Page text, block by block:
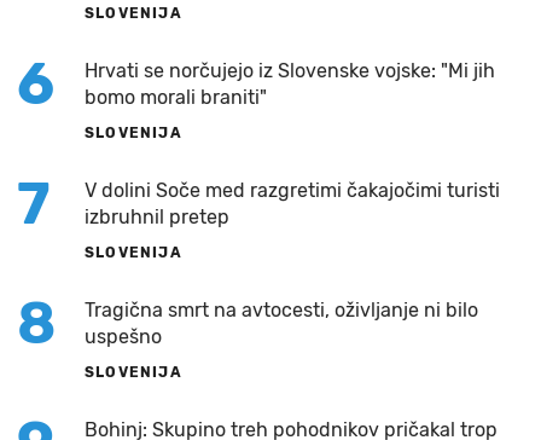
SLOVENIJA
6
Hrvati se norčujejo iz Slovenske vojske: "Mi jih
bomo morali braniti"
SLOVENIJA
7
V dolini Soče med razgretimi čakajočimi turisti
izbruhnil pretep
SLOVENIJA
8
Tragična smrt na avtocesti, oživljanje ni bilo
uspešno
SLOVENIJA
Bohinj: Skupino treh pohodnikov pričakal trop